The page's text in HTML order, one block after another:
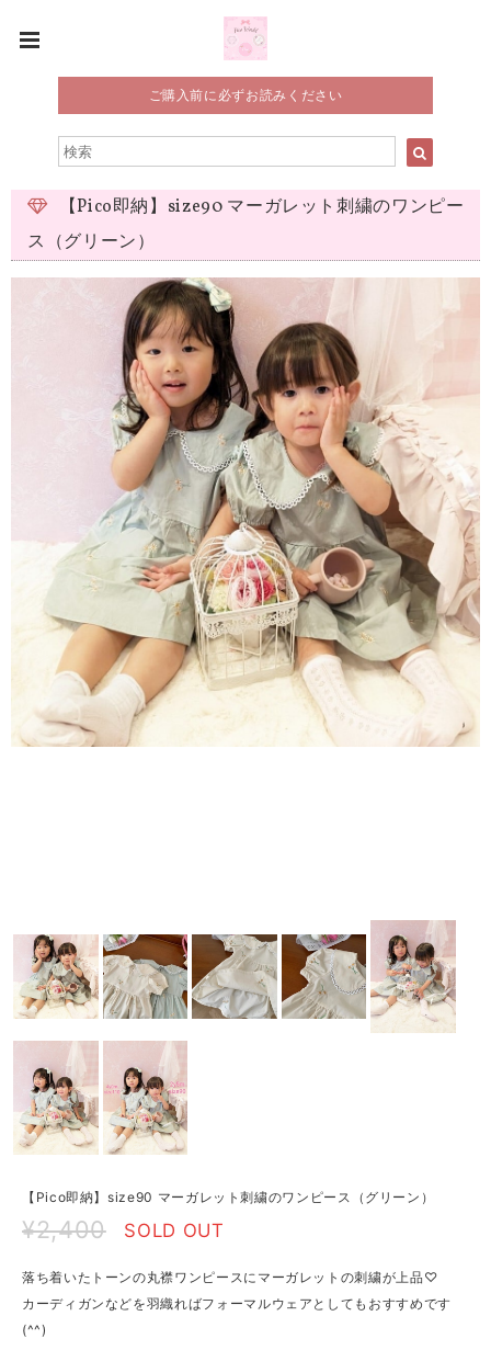
ご購入前に必ずお読みください
【Pico即納】size90 マーガレット刺繍のワンピー
ス（グリーン）
【Pico即納】size90 マーガレット刺繍のワンピース（グリーン）
¥2,400 SOLD OUT
落ち着いたトーンの丸襟ワンピースにマーガレットの刺繍が上品♡
カーディガンなどを羽織ればフォーマルウェアとしてもおすすめです
(^^)